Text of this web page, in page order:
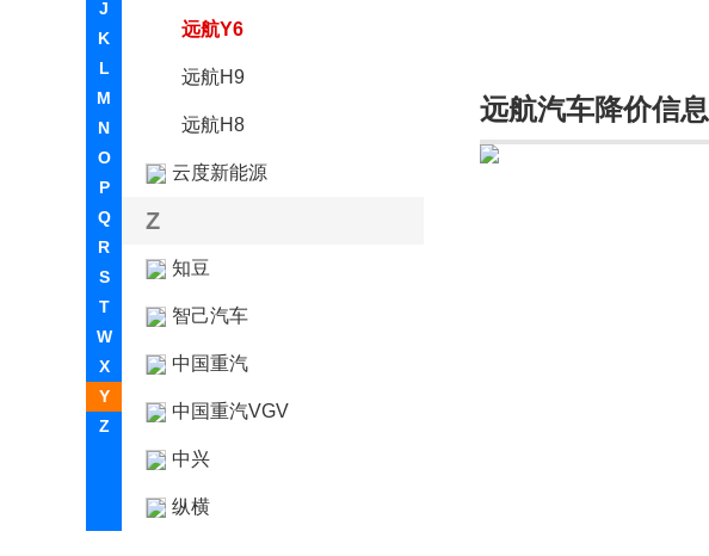
J
K
L
M
N
O
P
Q
R
S
T
W
X
Y
Z
远航Y6
远航H9
远航H8
云度新能源
Z
知豆
智己汽车
中国重汽
中国重汽VGV
中兴
纵横
远航汽车降价信息